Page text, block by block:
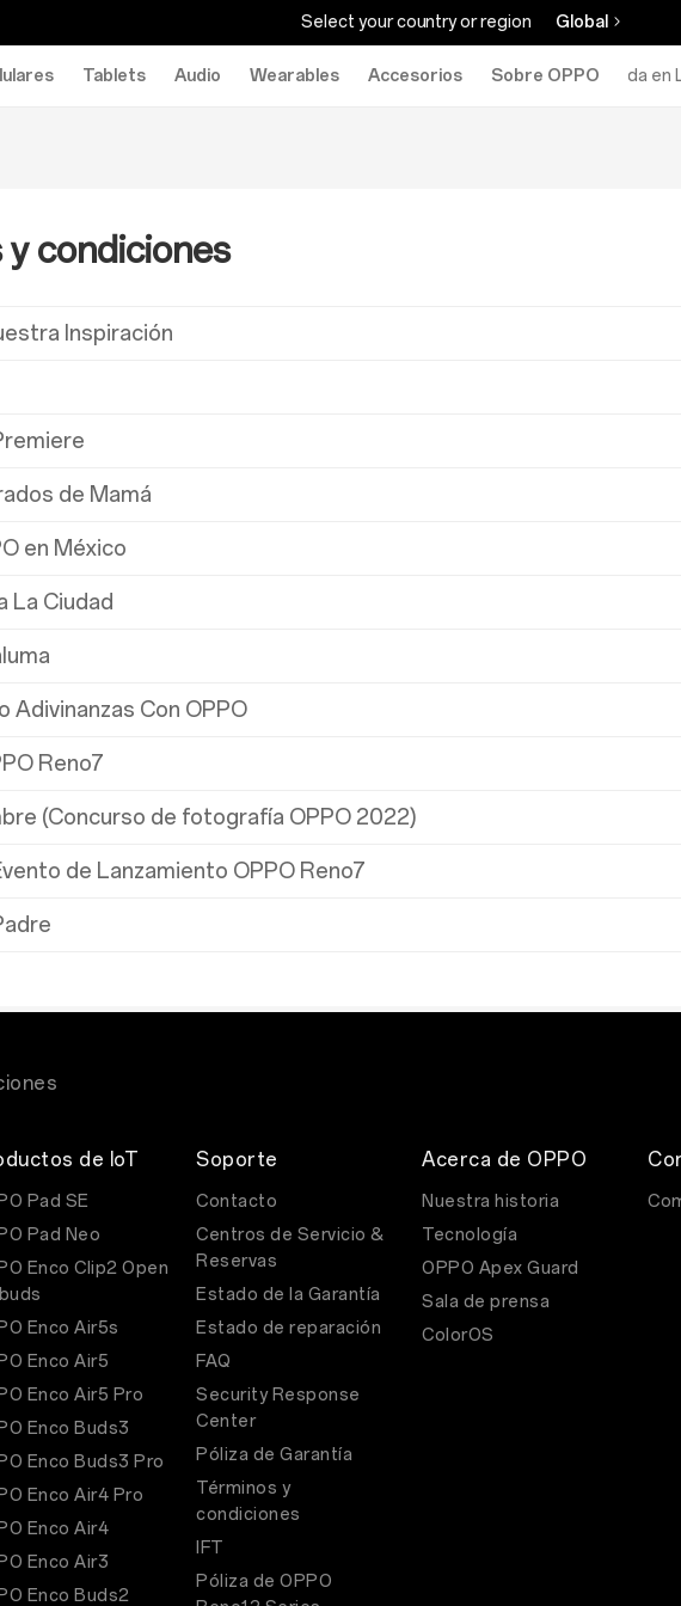
Select your country or region Global
Tablets Audio Wearables Accesorios Sobre OPPOTienda en
y condiciones
Inspiración
de Mamá
en México
La Ciudad
Adivinanzas Con OPPO
Reno7
(Concurso de fotografía OPPO 2022)
de Lanzamiento OPPO Reno7
de IoT
Pad SE
Pad Neo
Enco Clip2 Open
Enco Air5s
Enco Air5
Enco Air5 Pro
Enco Buds3
Enco Buds3 Pro
Enco Air4 Pro
Enco Air4
Enco Air3
Enco Buds2
Soporte
Contacto
Centros de Servicio &
Reservas
Estado de la Garantía
Estado de reparación
FAQ
Security Response
Center
Póliza de Garantía
Términos y
condiciones
IFT
Póliza de OPPO
Acerca de OPPO
Nuestra historia
Tecnología
OPPO Apex Guard
Sala de prensa
ColorOS